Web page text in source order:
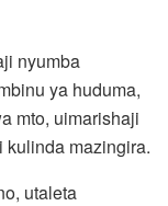
nyumba
ya huduma,
mto, uimarishaji
kulinda mazingira.
utaleta